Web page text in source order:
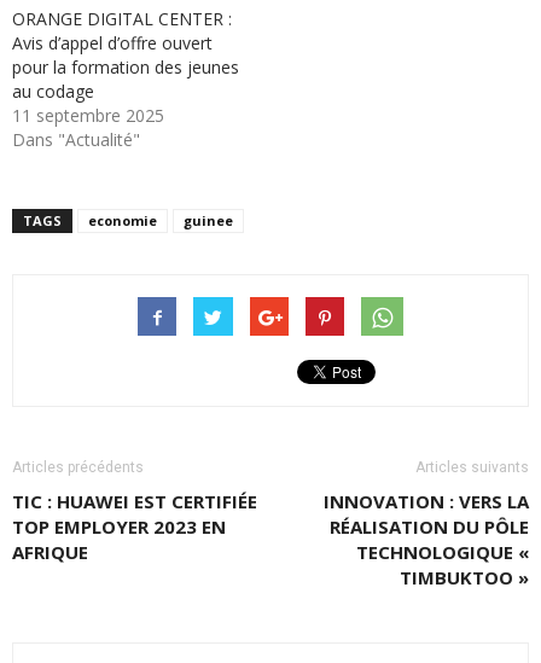
ORANGE DIGITAL CENTER :
Avis d’appel d’offre ouvert
pour la formation des jeunes
au codage
11 septembre 2025
Dans "Actualité"
TAGS economie guinee
Articles précédents
TIC : HUAWEI EST CERTIFIÉE
TOP EMPLOYER 2023 EN
AFRIQUE
Articles suivants
INNOVATION : VERS LA
RÉALISATION DU PÔLE
TECHNOLOGIQUE «
TIMBUKTOO »